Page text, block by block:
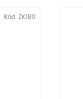
Kód: ZK180